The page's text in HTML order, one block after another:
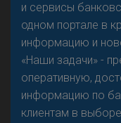
Резкого
и сервисы
одном портале в
информацию и
«Наши задачи» -
оперативную,
информацию по
клиентам в